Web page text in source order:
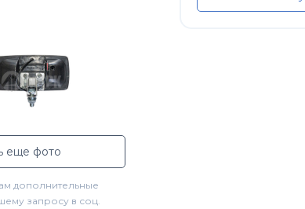
еще фото
дополнительные
запросу в соц.